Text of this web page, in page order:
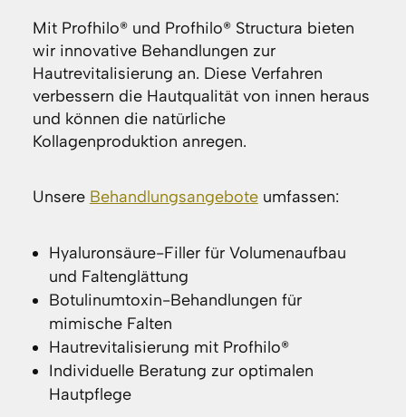
Mit Profhilo® und Profhilo® Structura bieten
wir innovative Behandlungen zur
Hautrevitalisierung an. Diese Verfahren
verbessern die Hautqualität von innen heraus
und können die natürliche
Kollagenproduktion anregen.
Unsere Behandlungsangeboteumfassen:
Hyaluronsäure-Filler für Volumenaufbau
und Faltenglättung
Botulinumtoxin-Behandlungen für
mimische Falten
Hautrevitalisierung mit Profhilo®
Individuelle Beratung zur optimalen
Hautpflege